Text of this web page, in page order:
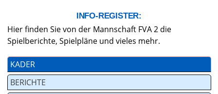
INFO-REGISTER:
Hier finden Sie von der Mannschaft FVA 2 die
Spielberichte, Spielpläne und vieles mehr.
KADER
BERICHTE